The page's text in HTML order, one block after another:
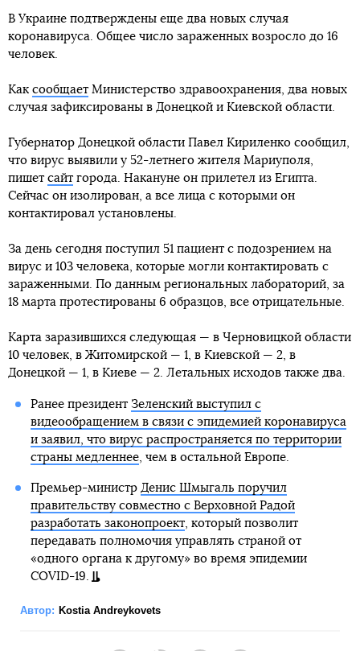
В Украине подтверждены еще два новых случая
коронавируса. Общее число зараженных возросло до 16
человек.
Как сообщает Министерство здравоохранения, два новых
случая зафиксированы в Донецкой и Киевской области.
Губернатор Донецкой области Павел Кириленко сообщил,
что вирус выявили у 52-летнего жителя Мариуполя,
пишет сайт города. Накануне он прилетел из Египта.
Сейчас он изолирован, а все лица с которыми он
контактировал установлены.
За день сегодня поступил 51 пациент с подозрением на
вирус и 103 человека, которые могли контактировать с
зараженными. По данным региональных лабораторий, за
18 марта протестированы 6 образцов, все отрицательные.
Карта заразившихся следующая — в Черновицкой области
10 человек, в Житомирской — 1, в Киевской — 2, в
Донецкой — 1, в Киеве — 2. Летальных исходов также два.
Ранее президент Зеленский выступил с
видеообращением в связи с эпидемией коронавируса
и заявил, что вирус распространяется по территории
страны медленнее, чем в остальной Европе.
Премьер-министр Денис Шмыгаль поручил
правительству совместно с Верховной Радой
разработать законопроект, который позволит
передавать полномочия управлять страной от
«одного органа к другому» во время эпидемии
COVID-19.
Автор: Kostia Andreykovets